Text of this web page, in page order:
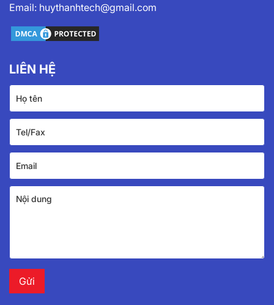
Email: huythanhtech@gmail.com
LIÊN HỆ